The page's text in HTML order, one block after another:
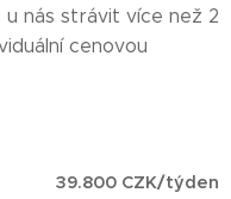
u nás strávit více než 2
cenovou
39.800 CZK/týden